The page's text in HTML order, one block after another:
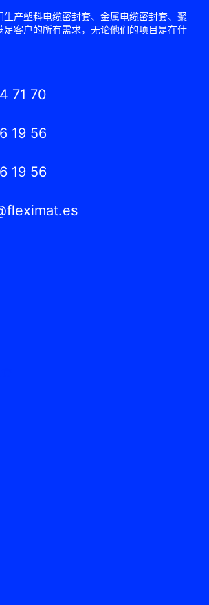
生产塑料电缆密封套、金属电缆密封套、聚
足客户的所有需求，无论他们的项目是在什
71 70
19 56
19 56